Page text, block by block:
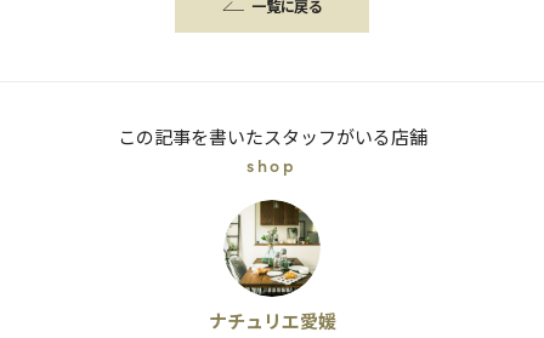
一覧に戻る
この記事を書いたスタッフがいる店舗
shop
ナチュリエ愛媛